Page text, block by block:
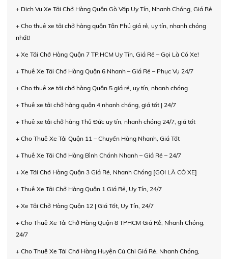
+ Dịch Vụ Xe Tải Chở Hàng Quận Gò Vấp Uy Tín, Nhanh Chóng, Giá Rẻ
+ Cho thuê xe tải chở hàng quận Tân Phú giá rẻ, uy tín, nhanh chóng
nhất!
+ Xe Tải Chở Hàng Quận 7 TP.HCM Uy Tín, Giá Rẻ – Gọi Là Có Xe!
+ Thuê Xe Tải Chở Hàng Quận 6 Nhanh – Giá Rẻ – Phục Vụ 24/7
+ Cho thuê xe tải chở hàng Quận 5 giá rẻ, uy tín, nhanh chóng
+ Thuê xe tải chở hàng quận 4 nhanh chóng, giá tốt | 24/7
+ Thuê xe tải chở hàng Thủ Đức uy tín, nhanh chóng 24/7, giá tốt
+ Cho Thuê Xe Tải Quận 11 – Chuyển Hàng Nhanh, Giá Tốt
+ Thuê Xe Tải Chở Hàng Bình Chánh Nhanh – Giá Rẻ – 24/7
+ Xe Tải Chở Hàng Quận 3 Giá Rẻ, Nhanh Chóng [GỌI LÀ CÓ XE]
+ Thuê Xe Tải Chở Hàng Quận 1 Giá Rẻ, Uy Tín, 24/7
+ Xe Tải Chở Hàng Quận 12 | Giá Tốt, Uy Tín, 24/7
+ Cho Thuê Xe Tải Chở Hàng Quận 8 TPHCM Giá Rẻ, Nhanh Chóng,
24/7
+ Cho Thuê Xe Tải Chở Hàng Huyện Củ Chi Giá Rẻ, Nhanh Chóng,